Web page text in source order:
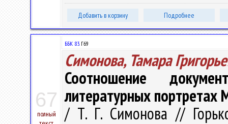
Добавить в корзину Подробнее
67
полный
ББК 83.Г69
Симонова, Тамара
Соотношение
литературных портретах
/ Т. Г. Симонова //